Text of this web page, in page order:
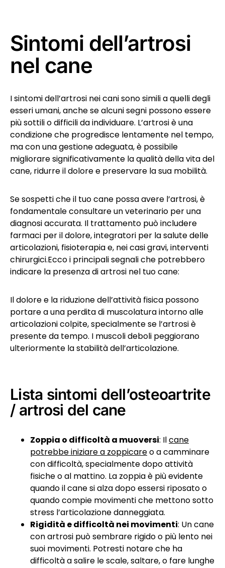
Sintomi dell’artrosi
nel cane
I sintomi dell’artrosi nei cani sono simili a quelli degli
esseri umani, anche se alcuni segni possono essere
più sottili o difficili da individuare. L’artrosi è una
condizione che progredisce lentamente nel tempo,
ma con una gestione adeguata, è possibile
migliorare significativamente la qualità della vita del
cane, ridurre il dolore e preservare la sua mobilità.
Se sospetti che il tuo cane possa avere l’artrosi, è
fondamentale consultare un veterinario per una
diagnosi accurata. Il trattamento può includere
farmaci per il dolore, integratori per la salute delle
articolazioni, fisioterapia e, nei casi gravi, interventi
chirurgici.Ecco i principali segnali che potrebbero
indicare la presenza di artrosi nel tuo cane:
Il dolore e la riduzione dell’attività fisica possono
portare a una perdita di muscolatura intorno alle
articolazioni colpite, specialmente se l’artrosi è
presente da tempo. I muscoli deboli peggiorano
ulteriormente la stabilità dell’articolazione.
Lista sintomi dell’osteoartrite
/ artrosi del cane
Zoppia o difficoltà a muoversi: Ilcane
potrebbe iniziare a zoppicareo a camminare
con difficoltà, specialmente dopo attività
fisiche o al mattino. La zoppia è più evidente
quando il cane si alza dopo essersi riposato o
quando compie movimenti che mettono sotto
stress l’articolazione danneggiata.
Rigidità e difficoltà nei movimenti: Un cane
con artrosi può sembrare rigido o più lento nei
suoi movimenti. Potresti notare che ha
difficoltà a salire le scale, saltare, o fare lunghe